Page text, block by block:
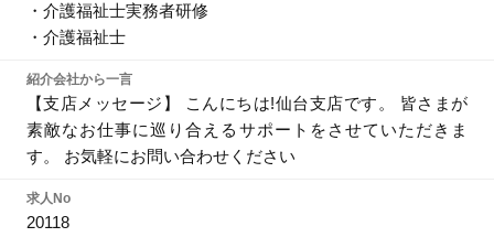
・介護福祉士実務者研修
・介護福祉士
紹介会社から一言
【支店メッセージ】 こんにちは!仙台支店です。 皆さまが
素敵なお仕事に巡り合えるサポートをさせていただきま
す。 お気軽にお問い合わせください
求人No
20118